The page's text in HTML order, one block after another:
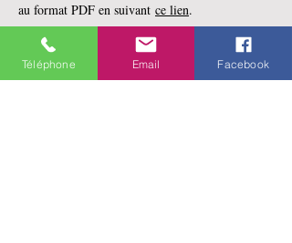
au format PDF en suivant ce lien.
Téléphone Email Facebook